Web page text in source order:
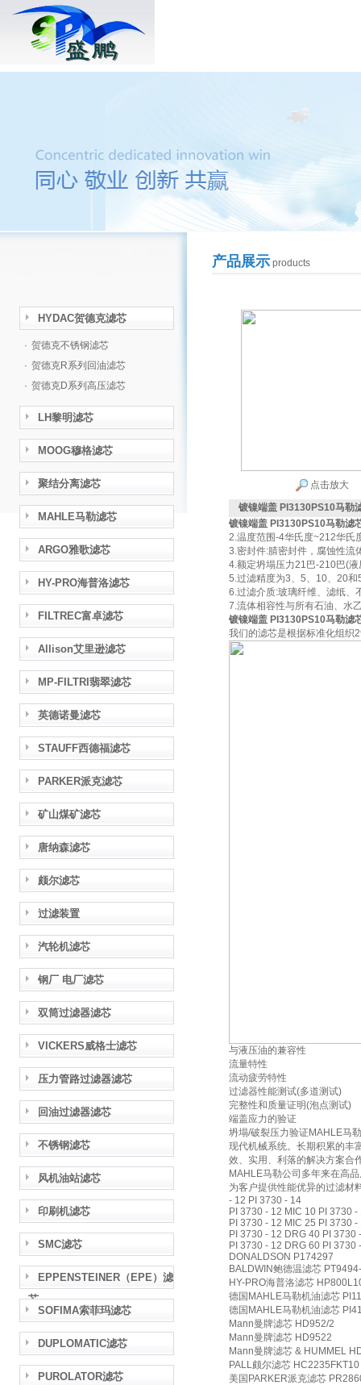
HYDAC贺德克滤芯
· 贺德克不锈钢滤芯
· 贺德克R系列回油滤芯
· 贺德克D系列高压滤芯
LH黎明滤芯
MOOG穆格滤芯
聚结分离滤芯
MAHLE马勒滤芯
ARGO雅歌滤芯
HY-PRO海普洛滤芯
FILTREC富卓滤芯
Allison艾里逊滤芯
MP-FILTRI翡翠滤芯
英德诺曼滤芯
STAUFF西德福滤芯
PARKER派克滤芯
矿山煤矿滤芯
唐纳森滤芯
颇尔滤芯
过滤装置
汽轮机滤芯
钢厂 电厂滤芯
双筒过滤器滤芯
VICKERS威格士滤芯
压力管路过滤器滤芯
回油过滤器滤芯
不锈钢滤芯
风机油站滤芯
印刷机滤芯
SMC滤芯
EPPENSTEINER（EPE）滤
芯
SOFIMA索菲玛滤芯
DUPLOMATIC滤芯
PUROLATOR滤芯
产品展示products
点击放大
镀镍端盖 PI3130PS10马勒
镀镍端盖 PI3130PS10马勒滤
2.温度范围-4华氏度~212华氏
3.密封件:腈密封件，腐蚀性流
4.额定坍塌压力21巴-210巴(液
5.过滤精度为3、5、10、20和
6.过滤介质:玻璃纤维、滤纸、
7.流体相容性与所有石油、水
镀镍端盖 PI3130PS10马勒滤
我们的滤芯是根据标准化组织
与液压油的兼容性
流量特性
流动疲劳特性
过滤器性能测试(多道测试)
完整性和质量证明(泡点测试)
端盖应力的验证
坍塌/破裂压力验证MAHLE马
现代机械系统。长期积累的丰
效、实用、利落的解决方案合
MAHLE马勒公司多年来在高
为客户提供性能优异的过滤材
- 12 PI 3730 - 14
PI 3730 - 12 MIC 10 PI 3730
PI 3730 - 12 MIC 25 PI 3730
PI 3730 - 12 DRG 40 PI 3730
PI 3730 - 12 DRG 60 PI 3730
DONALDSON P174297
BALDWIN鲍德温滤芯
HY-PRO海普洛滤芯
德国MAHLE马勒机油滤芯
德国MAHLE马勒机油滤芯
Mann曼牌滤芯 HD952/2
Mann曼牌滤芯 HD9522
Mann曼牌滤芯 & HUMMEL
PALL颇尔滤芯 HC2235FKT10
美国PARKER派克滤芯